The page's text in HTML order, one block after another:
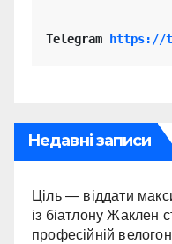
Telegram https://
Недавні записи
Ціль — віддати
із біатлону Жаклен
професійній